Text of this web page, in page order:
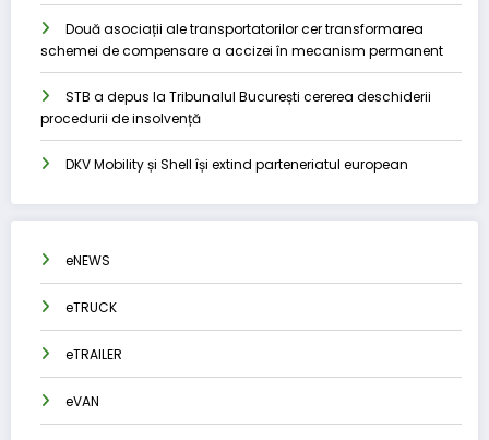
Două asociații ale transportatorilor cer transformarea
schemei de compensare a accizei în mecanism permanent
STB a depus la Tribunalul București cererea deschiderii
procedurii de insolvență
DKV Mobility și Shell își extind parteneriatul european
eNEWS
eTRUCK
eTRAILER
eVAN